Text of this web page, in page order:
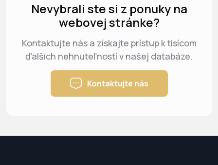
Nevybrali ste si z ponuky na
webovej stránke?
Kontaktujte nás a získajte prístup k tisícom
ďalších nehnuteľností v našej databáze.
Kontaktujte nás